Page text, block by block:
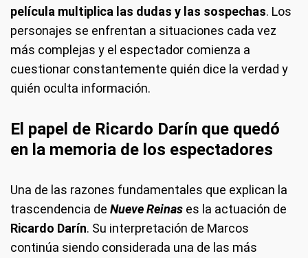
película multiplica las dudas y las sospechas. Los
personajes se enfrentan a situaciones cada vez
más complejas y el espectador comienza a
cuestionar constantemente quién dice la verdad y
quién oculta información.
El papel de Ricardo Darín que quedó
en la memoria de los espectadores
Una de las razones fundamentales que explican la
trascendencia de Nueve Reinas es la actuación de
Ricardo Darín. Su interpretación de Marcos
continúa siendo considerada una de las más